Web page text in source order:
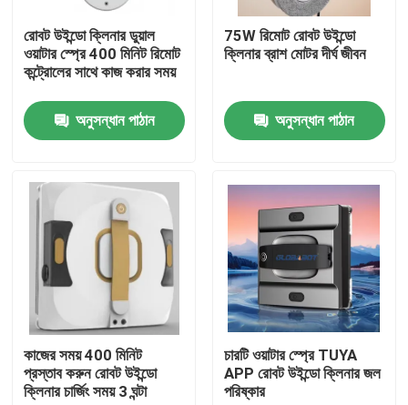
আমাদের সম্পর্কে
কারখানা ভ্রমণ
উদ্ধৃতির জন্য আবেদন
রোবট ভ্যাকুয়াম ক্লিনার
রোবট উইন্ডো ক্লিনার
রোবট উইন্ডো ক্লিনার ডুয়াল
ওয়াটার স্প্রে 400 মিনিট রিমোট
কন্ট্রোলের সাথে কাজ করার সময়
অনুসন্ধান পাঠান
75W রিমোট রোবট উইন্ডো
ক্লিনার ব্রাশ মোটর দীর্ঘ জীবন
অনুসন্ধান পাঠান
কাজের সময় 400 মিনিট
প্রস্তাব করুন রোবট উইন্ডো
ক্লিনার চার্জিং সময় 3 ঘন্টা
চারটি ওয়াটার স্প্রে TUYA
APP রোবট উইন্ডো ক্লিনার জল
পরিষ্কার